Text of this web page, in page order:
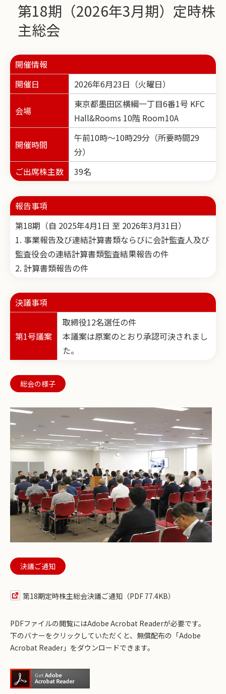
第18期（2026年3月期）定時株
主総会
開催情報
開催日
2026年6月23日（火曜日）
会場
東京都墨田区横綱一丁目6番1号 KFC
Hall&Rooms 10階 Room10A
開催時間
午前10時～10時29分（所要時間29
分）
ご出席株主数
39名
報告事項
第18期（自 2025年4月1日 至 2026年3月31日）
1. 事業報告及び連結計算書類ならびに会計監査人及び
監査役会の連結計算書類監査結果報告の件
2. 計算書類報告の件
決議事項
第1号議案
取締役12名選任の件
本議案は原案のとおり承認可決されまし
た。
総会の様子
決議ご通知
第18期定時株主総会決議ご通知（PDF 77.4KB）
PDFファイルの閲覧にはAdobe Acrobat Readerが必要です。
下のバナーをクリックしていただくと、無償配布の「Adobe
Acrobat Reader」をダウンロードできます。